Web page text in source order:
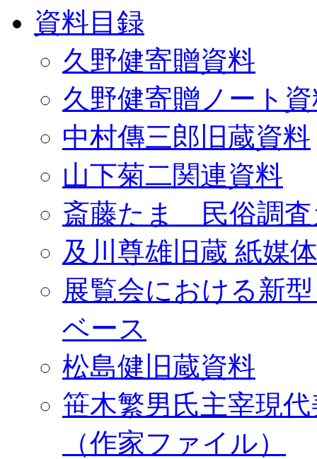
資料目録
久野健寄贈資料
久野健寄贈ノート
中村傳三郎旧蔵資料
山下菊二関連資料
斎藤たま 民俗調査
及川尊雄旧蔵 紙媒
展覧会における新
ベース
松島健旧蔵資料
笹木繁男氏主宰現
（作家ファイル）